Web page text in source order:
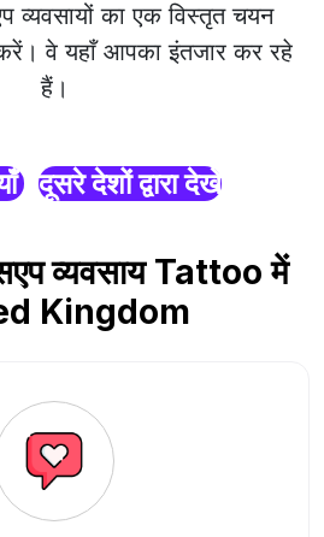
व्यवसायों का एक विस्तृत चयन
वे यहाँ आपका इंतजार कर रहे
हैं।
दूसरे देशों द्वारा देखें
व्यवसाय Tattoo में
Kingdom